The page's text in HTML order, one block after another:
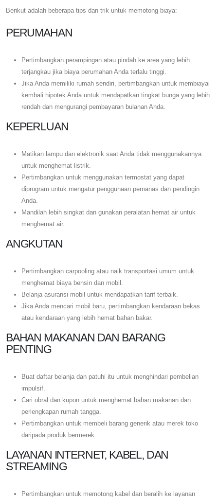
Berikut adalah beberapa tips dan trik untuk memotong biaya:
PERUMAHAN
Pertimbangkan perampingan atau pindah ke area yang lebih
terjangkau jika biaya perumahan Anda terlalu tinggi.
Jika Anda memiliki rumah sendiri, pertimbangkan untuk membiayai
kembali hipotek Anda untuk mendapatkan tingkat bunga yang lebih
rendah dan mengurangi pembayaran bulanan Anda.
KEPERLUAN
Matikan lampu dan elektronik saat Anda tidak menggunakannya
untuk menghemat listrik.
Pertimbangkan untuk menggunakan termostat yang dapat
diprogram untuk mengatur penggunaan pemanas dan pendingin
Anda.
Mandilah lebih singkat dan gunakan peralatan hemat air untuk
menghemat air.
ANGKUTAN
Pertimbangkan carpooling atau naik transportasi umum untuk
menghemat biaya bensin dan mobil.
Belanja asuransi mobil untuk mendapatkan tarif terbaik.
Jika Anda mencari mobil baru, pertimbangkan kendaraan bekas
atau kendaraan yang lebih hemat bahan bakar.
BAHAN MAKANAN DAN BARANG
PENTING
Buat daftar belanja dan patuhi itu untuk menghindari pembelian
impulsif.
Cari obral dan kupon untuk menghemat bahan makanan dan
perlengkapan rumah tangga.
Pertimbangkan untuk membeli barang generik atau merek toko
daripada produk bermerek.
LAYANAN INTERNET, KABEL, DAN
STREAMING
Pertimbangkan untuk memotong kabel dan beralih ke layanan